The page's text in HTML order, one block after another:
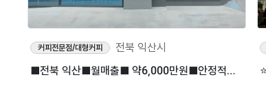
커피전문점/대형커피
전북 익산시
■전북 익산■월매출■ 약6,000만원■안정적으로 수익내기 딱좋은 브랜드 ＂투썸플레이스＂